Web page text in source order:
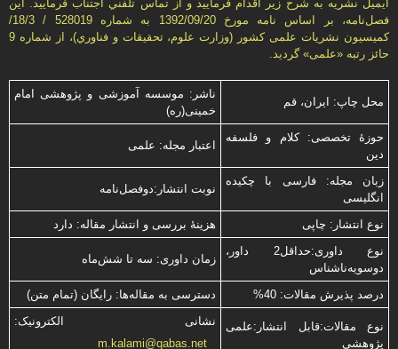
ايميل نشريه به شرح زير اقدام فرماييد و از تماس تلفني اجتناب فرماييد. اين
فصل‌نامه، بر اساس نامه مورخ 1392/09/20 به شماره 528019 / 18/3/
كميسيون نشريات علمی كشور (وزارت علوم، تحقيقات و فناوري)، از شماره 9
حائز رتبه «علمی» گرديد.
محل چاپ: ایران، قم
ناشر: موسسه آموزشی و پژوهشی امام
خمینی(ره)
حوزۀ تخصصی: کلام و فلسفه
دین
اعتبار مجله: علمی
زبان مجله: فارسی با چكیده
انگلیسی
نوبت انتشار:دوفصل‌نامه
نوع انتشار: چاپی
هزینۀ بررسی و انتشار مقاله: دارد
نوع داوری:حداقل2 داور،
دوسویه‌ناشناس
زمان داوری: سه تا شش‌ماه
درصد پذیرش مقالات: 40% دسترسی به مقاله‌ها: رایگان (تمام متن)
نوع مقالات:قابل انتشار:علمی
پژوهشی
نشانی الکترونیک:
m.kalami@qabas.net